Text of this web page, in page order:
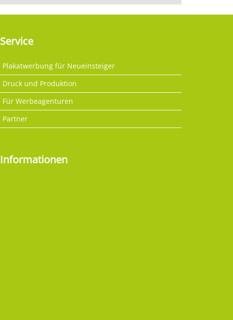
Service
Plakatwerbung für Neueinsteiger
Druck und Produktion
Für Werbeagenturen
Partner
Informationen